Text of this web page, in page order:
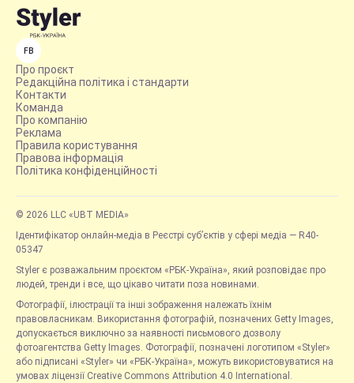
FB
Про проєкт
Редакційна політика і стандарти
Контакти
Команда
Про компанію
Реклама
Правила користування
Правова інформація
Політика конфіденційності
© 2026 LLC «UBT MEDIA»
Ідентифікатор онлайн-медіа в Реєстрі суб’єктів у сфері медіа — R40-
05347
Styler є розважальним проєктом «РБК-Україна», який розповідає про
людей, тренди і все, що цікаво читати поза новинами.
Фотографії, ілюстрації та інші зображення належать їхнім
правовласникам. Використання фотографій, позначених Getty Images,
допускається виключно за наявності письмового дозволу
фотоагентства Getty Images. Фотографії, позначені логотипом «Styler»
або підписані «Styler» чи «РБК-Україна», можуть використовуватися на
умовах ліцензії Creative Commons Attribution 4.0 International.